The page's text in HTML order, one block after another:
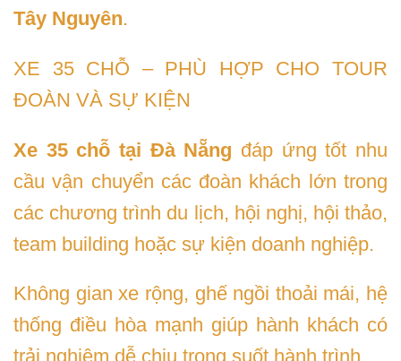
Tây Nguyên.
XE 35 CHỖ – PHÙ HỢP CHO TOUR
ĐOÀN VÀ SỰ KIỆN
Xe 35 chỗ tại Đà Nẵng đáp ứng tốt nhu
cầu vận chuyển các đoàn khách lớn trong
các chương trình du lịch, hội nghị, hội thảo,
team building hoặc sự kiện doanh nghiệp.
Không gian xe rộng, ghế ngồi thoải mái, hệ
thống điều hòa mạnh giúp hành khách có
trải nghiệm dễ chịu trong suốt hành trình.